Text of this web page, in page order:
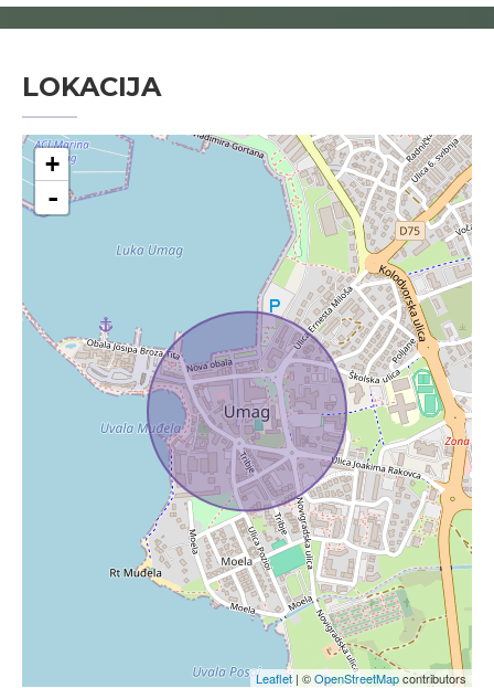
LOKACIJA
+
-
Leaflet| ©OpenStreetMapcontributors